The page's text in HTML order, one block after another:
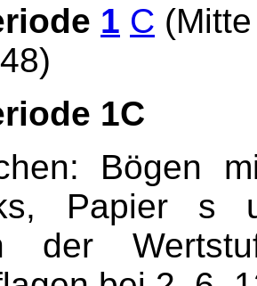
1 C
1C
Bögen
Papier s
der